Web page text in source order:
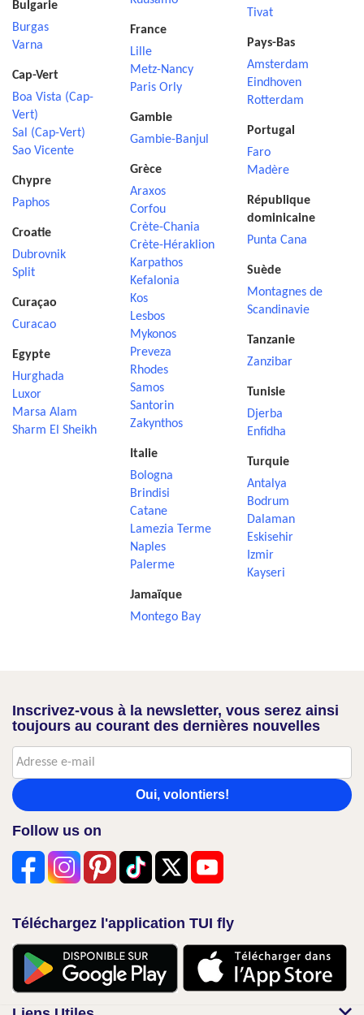
Bulgarie
Burgas
Varna
Cap-Vert
Boa Vista (Cap-
Vert)
Sal (Cap-Vert)
Sao Vicente
Chypre
Paphos
Croatie
Dubrovnik
Split
Curaçao
Curacao
Egypte
Hurghada
Luxor
Marsa Alam
Sharm El Sheikh
France
Lille
Metz-Nancy
Paris Orly
Gambie
Gambie-Banjul
Grèce
Araxos
Corfou
Crète-Chania
Crète-Héraklion
Karpathos
Kefalonia
Kos
Lesbos
Mykonos
Preveza
Rhodes
Samos
Santorin
Zakynthos
Italie
Bologna
Brindisi
Catane
Lamezia Terme
Naples
Palerme
Jamaïque
Montego Bay
Tivat
Pays-Bas
Amsterdam
Eindhoven
Rotterdam
Portugal
Faro
Madère
République
dominicaine
Punta Cana
Suède
Montagnes de
Scandinavie
Tanzanie
Zanzibar
Tunisie
Djerba
Enfidha
Turquie
Antalya
Bodrum
Dalaman
Eskisehir
Izmir
Kayseri
Inscrivez-vous à la newsletter, vous serez ainsi
toujours au courant des dernières nouvelles
Oui, volontiers!
Follow us on
Téléchargez l'application TUI fly